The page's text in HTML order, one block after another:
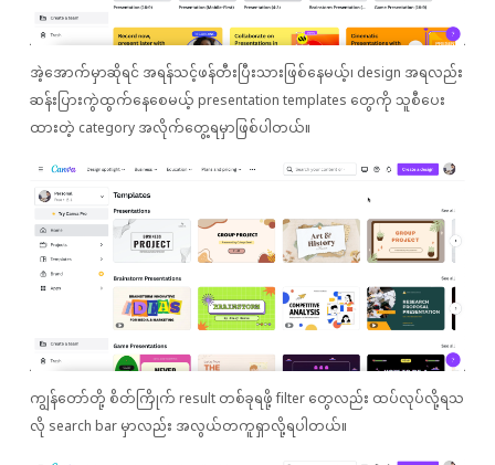
အဲ့အောက်မှာဆိုရင် အရန်သင့်ဖန်တီးပြီးသားဖြစ်နေမယ့်၊ design အရလည်း
ဆန်းပြားကွဲထွက်နေစေမယ့် presentation templates တွေကို သူစီပေး
ထားတဲ့ category အလိုက်တွေ့ရမှာဖြစ်ပါတယ်။
ကျွန်တော်တို့ စိတ်ကြိုက် result တစ်ခုရဖို့ filter တွေလည်း ထပ်လုပ်လို့ရသ
လို search bar မှာလည်း အလွယ်တကူရှာလို့ရပါတယ်။